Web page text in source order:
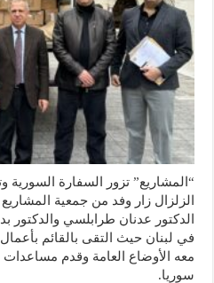
“المشاريع” تزور السفارة
الزلزال زار وفد من جمعية
الدكتور عدنان طرابلسي والدكتور
في لبنان حيث التقى بالقائم
معه الأوضاع العامة وقدم
سوريا.